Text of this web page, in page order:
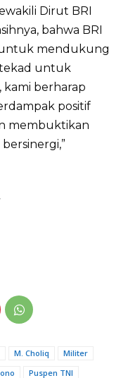
Dirut BRI
bahwa BRI
mendukung
untuk
kami berharap
positif
membuktikan
M. Choliq
Militer
Puspen TNI